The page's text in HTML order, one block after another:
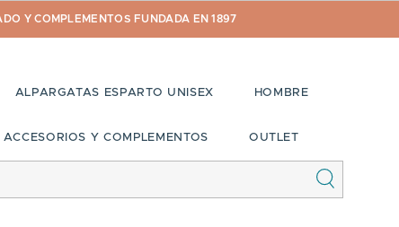
Y COMPLEMENTOS FUNDADA EN 1897
ALPARGATAS ESPARTO UNISEX HOMBRE
ACCESORIOS Y COMPLEMENTOS OUTLET